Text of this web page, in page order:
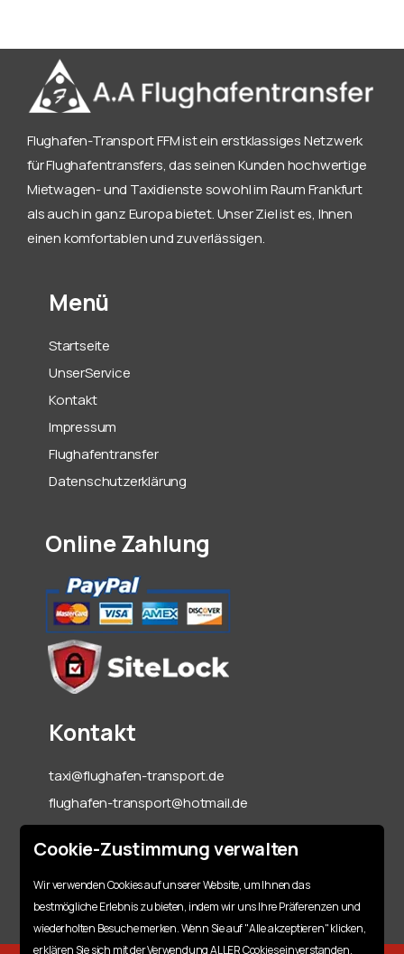
Cookie-Zustimmung verwalten
Wir verwenden Cookies auf unserer Website, um Ihnen das
bestmögliche Erlebnis zu bieten, indem wir uns Ihre Präferenzen und
wiederholten Besuche merken. Wenn Sie auf "Alle akzeptieren" klicken,
erklären Sie sich mit der Verwendung ALLER Cookies einverstanden.
Flughafen-Transport FFM ist ein erstklassiges Netzwerk
für Flughafentransfers, das seinen Kunden hochwertige
Mietwagen- und Taxidienste sowohl im Raum Frankfurt
als auch in ganz Europa bietet. Unser Ziel ist es, Ihnen
einen komfortablen und zuverlässigen.
Menü
Startseite
UnserService
Kontakt
Impressum
Flughafentransfer
Datenschutzerklärung
Online Zahlung
Kontakt
taxi@flughafen-transport.de
flughafen-transport@hotmail.de
06142-70 55 60
+49 151 15317128